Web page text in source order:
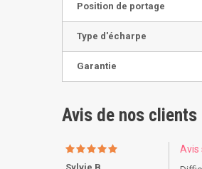
Position de portage
Type d'écharpe
Garantie
Avis de nos clients
Avis